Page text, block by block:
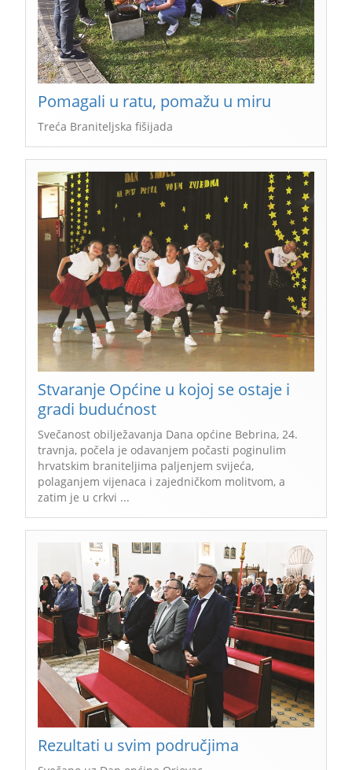
Pomagali u ratu, pomažu u miru
Treća Braniteljska fišijada
Stvaranje Općine u kojoj se ostaje i
gradi budućnost
Svečanost obilježavanja Dana općine Bebrina, 24.
travnja, počela je odavanjem počasti poginulim
hrvatskim braniteljima paljenjem svijeća,
polaganjem vijenaca i zajedničkom molitvom, a
zatim je u crkvi ...
Rezultati u svim područjima